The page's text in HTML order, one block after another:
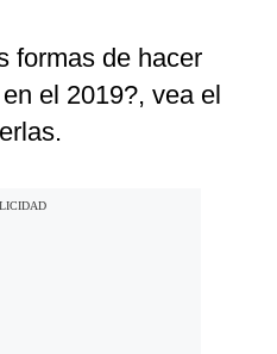
formas de hacer
el 2019?, vea el